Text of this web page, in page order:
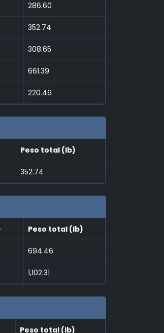
286.60
352.74
308.65
661.39
220.46
Peso total (lb)
352.74
Peso total (lb)
694.46
1,102.31
Peso total (lb)